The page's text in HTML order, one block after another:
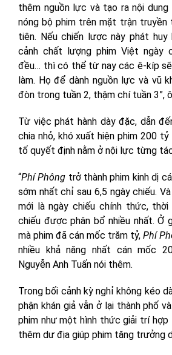
thêm nguồn lực và tạo ra nội
nóng bộ phim trên mặt trận truyền
tiên. Nếu chiến lược này phát huy
cảnh chất lượng phim Việt ngày
đều… thì có thể từ nay các ê-kíp
làm. Họ để dành nguồn lực và vũ
đòn trong tuần 2, thậm chí tuần 3”,
Từ việc phát hành dày đặc, dẫn
chia nhỏ, khó xuất hiện phim 200
tố quyết định nằm ở nội lực từng
“Phí Phông trở thành phim kinh dị
sớm nhất chỉ sau 6,5 ngày chiếu.
mới là ngày chiếu chính thức,
chiếu được phân bổ nhiều nhất. Ở
mà phim đã cán mốc trăm tỷ, Phí
nhiều khả năng nhất cán mốc
Nguyễn Anh Tuấn nói thêm.
Trong bối cảnh kỳ nghỉ không kéo
phận khán giả vẫn ở lại thành phố
phim như một hình thức giải trí
thêm dư địa giúp phim tăng trưởng